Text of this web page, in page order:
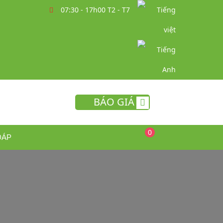
07:30 - 17h00 T2 - T7
BÁO GIÁ
0